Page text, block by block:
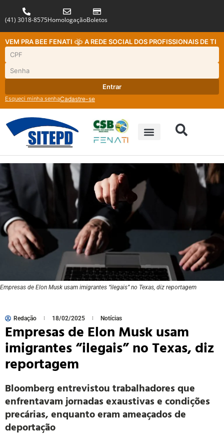
(41) 3018-8575HomologaçãoBoletos
VEM PRA BEE FENATI A REDE SOCIAL DOS PROFISSIONAIS DE TI
Entrar
Esqueci minha senhaCadastre-se
Empresas de Elon Musk usam imigrantes “ilegais” no Texas, diz reportagem
Redação 18/02/2025 Notícias
Empresas de Elon Musk usam
imigrantes “ilegais” no Texas, diz
reportagem
Bloomberg entrevistou trabalhadores que
enfrentavam jornadas exaustivas e condições
precárias, enquanto eram ameaçados de
deportação